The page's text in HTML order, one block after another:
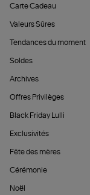
Carte Cadeau
Valeurs Sûres
Tendances du moment
Soldes
Archives
Offres Privilèges
Black Friday Lulli
Exclusivités
Fête des mères
Cérémonie
Noël